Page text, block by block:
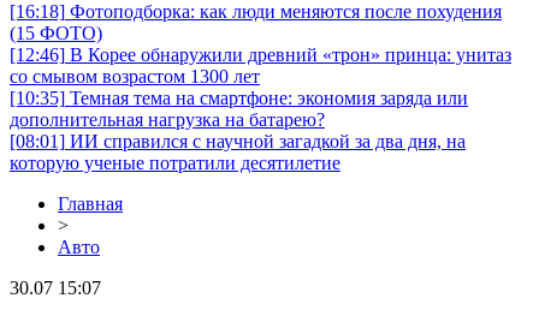
[16:18] Фотоподборка: как люди меняются после похудения
(15 ФОТО)
[12:46] В Корее обнаружили древний «трон» принца: унитаз
со смывом возрастом 1300 лет
[10:35] Темная тема на смартфоне: экономия заряда или
дополнительная нагрузка на батарею?
[08:01] ИИ справился с научной загадкой за два дня, на
которую ученые потратили десятилетие
Главная
>
Авто
30.07 15:07